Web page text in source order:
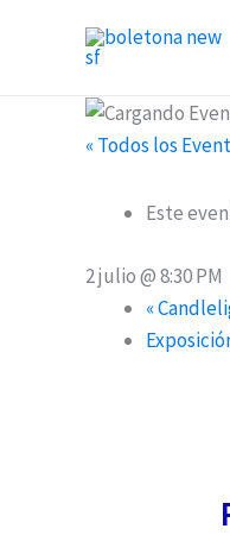
« Todos los
Este
2 julio @ 8:30 PM
«